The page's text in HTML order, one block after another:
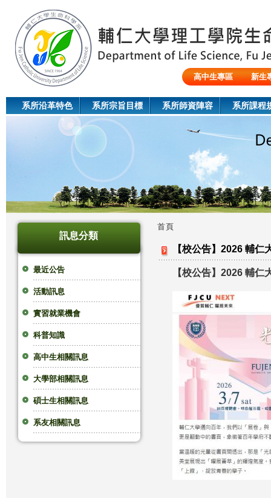
高中生專區
新生
系所沿革特色 系所宗旨目標 系所師資陣容 系所課程
訊息分類
最近公告
活動訊息
實習就業機會
科普知識
高中生相關訊息
大學部相關訊息
碩士生相關訊息
系友相關訊息
您
首頁
【校公告】2026 輔
【校公告】2026 輔